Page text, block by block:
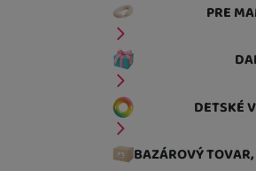
PRE
DETSKÉ
BAZÁROVÝ